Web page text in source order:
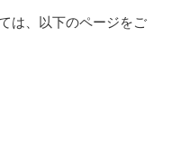
は、以下のページをご